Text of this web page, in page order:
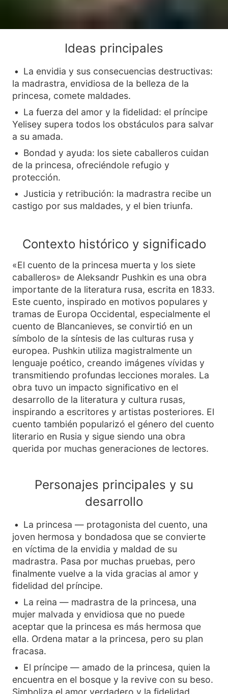
Ideas principales
La envidia y sus consecuencias destructivas:
la madrastra, envidiosa de la belleza de la
princesa, comete maldades.
La fuerza del amor y la fidelidad: el príncipe
Yelisey supera todos los obstáculos para salvar
a su amada.
Bondad y ayuda: los siete caballeros cuidan
de la princesa, ofreciéndole refugio y
protección.
Justicia y retribución: la madrastra recibe un
castigo por sus maldades, y el bien triunfa.
Contexto histórico y significado
«El cuento de la princesa muerta y los siete
caballeros» de Aleksandr Pushkin es una obra
importante de la literatura rusa, escrita en 1833.
Este cuento, inspirado en motivos populares y
tramas de Europa Occidental, especialmente el
cuento de Blancanieves, se convirtió en un
símbolo de la síntesis de las culturas rusa y
europea. Pushkin utiliza magistralmente un
lenguaje poético, creando imágenes vívidas y
transmitiendo profundas lecciones morales. La
obra tuvo un impacto significativo en el
desarrollo de la literatura y cultura rusas,
inspirando a escritores y artistas posteriores. El
cuento también popularizó el género del cuento
literario en Rusia y sigue siendo una obra
querida por muchas generaciones de lectores.
Personajes principales y su
desarrollo
La princesa — protagonista del cuento, una
joven hermosa y bondadosa que se convierte
en víctima de la envidia y maldad de su
madrastra. Pasa por muchas pruebas, pero
finalmente vuelve a la vida gracias al amor y
fidelidad del príncipe.
La reina — madrastra de la princesa, una
mujer malvada y envidiosa que no puede
aceptar que la princesa es más hermosa que
ella. Ordena matar a la princesa, pero su plan
fracasa.
El príncipe — amado de la princesa, quien la
encuentra en el bosque y la revive con su beso.
Simboliza el amor verdadero y la fidelidad.